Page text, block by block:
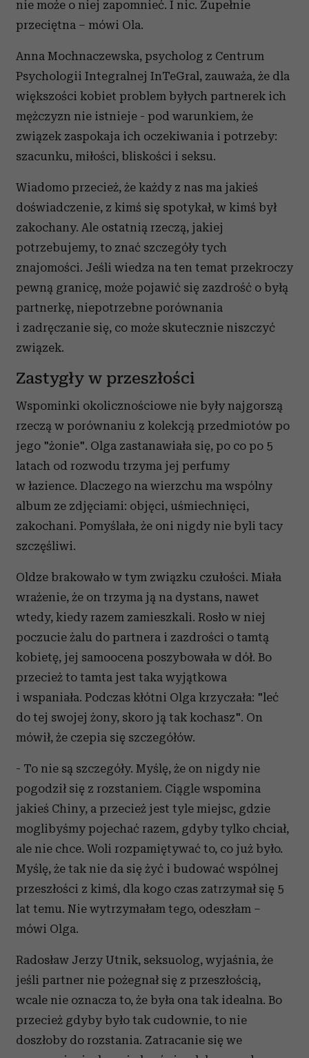
nie może o niej zapomnieć. I nic. Zupełnie
przeciętna – mówi Ola.
Anna Mochnaczewska, psycholog z Centrum
Psychologii Integralnej InTeGral, zauważa, że dla
większości kobiet problem byłych partnerek ich
mężczyzn nie istnieje - pod warunkiem, że
związek zaspokaja ich oczekiwania i potrzeby:
szacunku, miłości, bliskości i seksu.
Wiadomo przecież, że każdy z nas ma jakieś
doświadczenie, z kimś się spotykał, w kimś był
zakochany. Ale ostatnią rzeczą, jakiej
potrzebujemy, to znać szczegóły tych
znajomości. Jeśli wiedza na ten temat przekroczy
pewną granicę, może pojawić się zazdrość o byłą
partnerkę, niepotrzebne porównania
i zadręczanie się, co może skutecznie niszczyć
związek.
Zastygły w przeszłości
Wspominki okolicznościowe nie były najgorszą
rzeczą w porównaniu z kolekcją przedmiotów po
jego "żonie". Olga zastanawiała się, po co po 5
latach od rozwodu trzyma jej perfumy
w łazience. Dlaczego na wierzchu ma wspólny
album ze zdjęciami: objęci, uśmiechnięci,
zakochani. Pomyślała, że oni nigdy nie byli tacy
szczęśliwi.
Oldze brakowało w tym związku czułości. Miała
wrażenie, że on trzyma ją na dystans, nawet
wtedy, kiedy razem zamieszkali. Rosło w niej
poczucie żalu do partnera i zazdrości o tamtą
kobietę, jej samoocena poszybowała w dół. Bo
przecież to tamta jest taka wyjątkowa
i wspaniała. Podczas kłótni Olga krzyczała: "leć
do tej swojej żony, skoro ją tak kochasz". On
mówił, że czepia się szczegółów.
- To nie są szczegóły. Myślę, że on nigdy nie
pogodził się z rozstaniem. Ciągle wspomina
jakieś Chiny, a przecież jest tyle miejsc, gdzie
moglibyśmy pojechać razem, gdyby tylko chciał,
ale nie chce. Woli rozpamiętywać to, co już było.
Myślę, że tak nie da się żyć i budować wspólnej
przeszłości z kimś, dla kogo czas zatrzymał się 5
lat temu. Nie wytrzymałam tego, odeszłam –
mówi Olga.
Radosław Jerzy Utnik, seksuolog, wyjaśnia, że
jeśli partner nie pożegnał się z przeszłością,
wcale nie oznacza to, że była ona tak idealna. Bo
przecież gdyby było tak cudownie, to nie
doszłoby do rozstania. Zatracanie się we